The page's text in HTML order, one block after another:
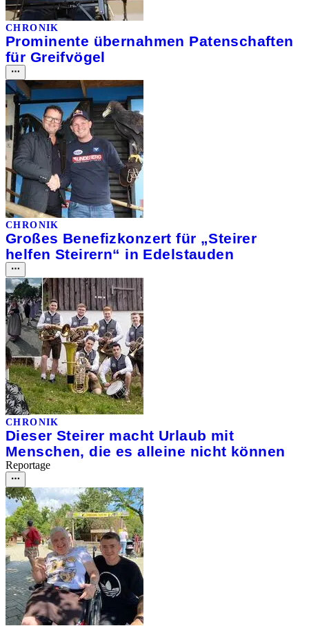
CHRONIK
Prominente übernahmen Patenschaften
für Greifvögel
CHRONIK
Großes Benefizkonzert für „Steirer
helfen Steirern“ in Edelstauden
CHRONIK
Dieser Steirer macht Urlaub mit
Menschen, die es alleine nicht können
Reportage